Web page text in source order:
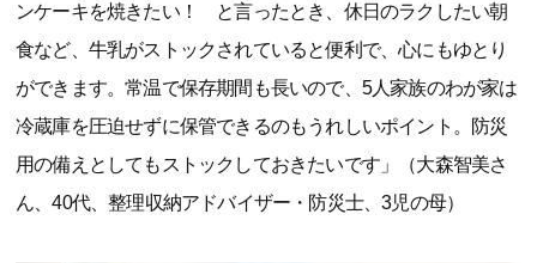
ンケーキを焼きたい！ と言ったとき、休日のラクしたい朝
食など、牛乳がストックされていると便利で、心にもゆとり
ができます。常温で保存期間も長いので、5人家族のわが家は
冷蔵庫を圧迫せずに保管できるのもうれしいポイント。防災
用の備えとしてもストックしておきたいです」（大森智美さ
ん、40代、整理収納アドバイザー・防災士、3児の母）